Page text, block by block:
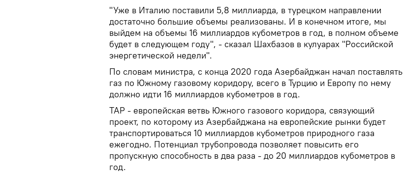
"Уже в Италию поставили 5,8 миллиарда, в турецком направлении
достаточно большие объемы реализованы. И в конечном итоге, мы
выйдем на объемы 16 миллиардов кубометров в год, в полном объеме
будет в следующем году", - сказал Шахбазов в кулуарах "Российской
энергетической недели".
По словам министра, с конца 2020 года Азербайджан начал поставлять
газ по Южному газовому коридору, всего в Турцию и Европу по нему
должно идти 16 миллиардов кубометров в год.
TAP - европейская ветвь Южного газового коридора, связующий
проект, по которому из Азербайджана на европейские рынки будет
транспортироваться 10 миллиардов кубометров природного газа
ежегодно. Потенциал трубопровода позволяет повысить его
пропускную способность в два раза - до 20 миллиардов кубометров в
год.